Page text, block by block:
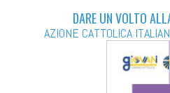
DARE UN VOLTO
AZIONE CATTOLICA